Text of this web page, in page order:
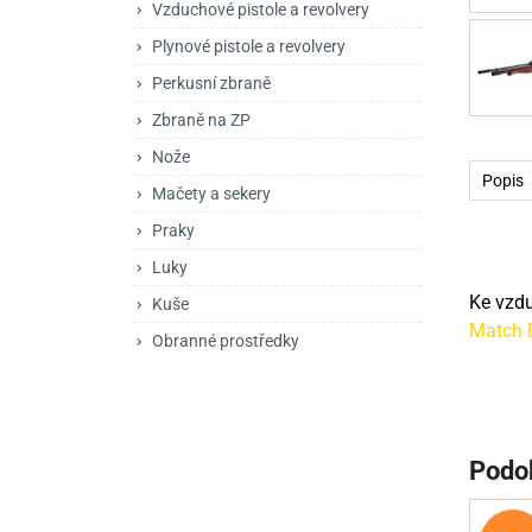
Zásobníky
Příslušenství pro
Brokovnice
Brokovnice
Pistole
Zavírací nože
Kuchyňské nože
Příslušenství pro
Mačety a sekery
Luky
Obranné prostředky Obranné spreje
Vzduchové pistole a revolvery
Plynové pistole a revolvery
Perkusní zbraně
Zbraně na ZP
Nože
Mačety a sekery
Praky
Luky
Kuše
Obranné prostředky
Popis
Ke
Match